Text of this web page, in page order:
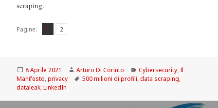
scraping.
Pagine: Pagina
1 ,
Pagina
2
Scritto
il
8 Aprile 2021 Autore
Arturo Di Corinto Categorie
Cybersecurity,Il
Manifesto,privacy Tag
500 milioni di profili,data scraping,
dataleak,LinkedIn